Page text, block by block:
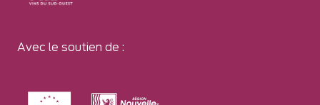
Avec le soutien de :